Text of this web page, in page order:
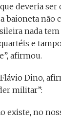
deveria ser
baioneta não
nada
e
afirmou.
Dino,
militar”:
existe, no